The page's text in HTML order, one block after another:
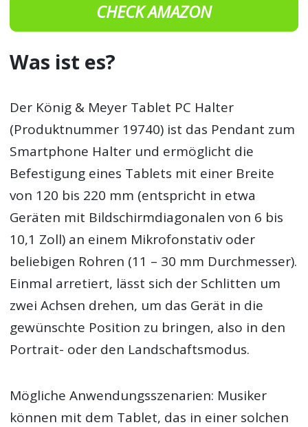
CHECK AMAZON
Was ist es?
Der König & Meyer Tablet PC Halter
(Produktnummer 19740) ist das Pendant zum
Smartphone Halter und ermöglicht die
Befestigung eines Tablets mit einer Breite
von 120 bis 220 mm (entspricht in etwa
Geräten mit Bildschirmdiagonalen von 6 bis
10,1 Zoll) an einem Mikrofonstativ oder
beliebigen Rohren (11 – 30 mm Durchmesser).
Einmal arretiert, lässt sich der Schlitten um
zwei Achsen drehen, um das Gerät in die
gewünschte Position zu bringen, also in den
Portrait- oder den Landschaftsmodus.
Mögliche Anwendungsszenarien: Musiker
können mit dem Tablet, das in einer solchen